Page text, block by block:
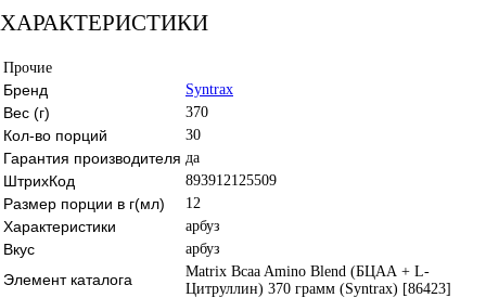
ХАРАКТЕРИСТИКИ
Прочие
Бренд Syntrax
Вес (г) 370
Кол-во порций 30
Гарантия производителя да
ШтрихКод 893912125509
Размер порции в г(мл) 12
Характеристики арбуз
Вкус арбуз
Элемент каталога
Matrix Bcaa Amino Blend (БЦАА + L-
Цитруллин) 370 грамм (Syntrax) [86423]